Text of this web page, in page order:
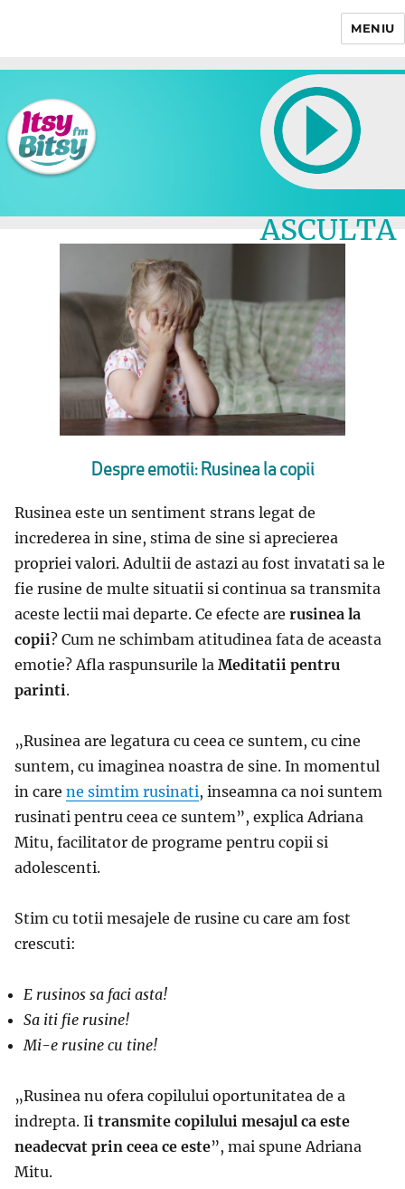
MENIU
ASCULTA
Despre emotii: Rusinea la copii
Rusinea este un sentiment strans legat de
increderea in sine, stima de sine si aprecierea
propriei valori. Adultii de astazi au fost invatati sa le
fie rusine de multe situatii si continua sa transmita
aceste lectii mai departe. Ce efecte are rusinea la
copii? Cum ne schimbam atitudinea fata de aceasta
emotie? Afla raspunsurile la Meditatii pentru
parinti.
„Rusinea are legatura cu ceea ce suntem, cu cine
suntem, cu imaginea noastra de sine. In momentul
in care ne simtim rusinati, inseamna ca noi suntem
rusinati pentru ceea ce suntem”, explica Adriana
Mitu, facilitator de programe pentru copii si
adolescenti.
Stim cu totii mesajele de rusine cu care am fost
crescuti:
E rusinos sa faci asta!
Sa iti fie rusine!
Mi-e rusine cu tine!
„Rusinea nu ofera copilului oportunitatea de a
indrepta. Ii transmite copilului mesajul ca este
neadecvat prin ceea ce este”, mai spune Adriana
Mitu.